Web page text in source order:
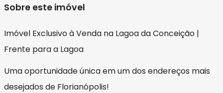
Sobre este imóvel
Imóvel Exclusivo à Venda na Lagoa da Conceição |
Frente para a Lagoa
Uma oportunidade única em um dos endereços mais
desejados de Florianópolis!